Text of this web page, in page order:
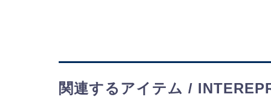
関連するアイテム /